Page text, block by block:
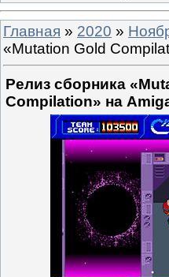
Главная » 2020 »
«Mutation Gold
Релиз сборника
Compilation» на